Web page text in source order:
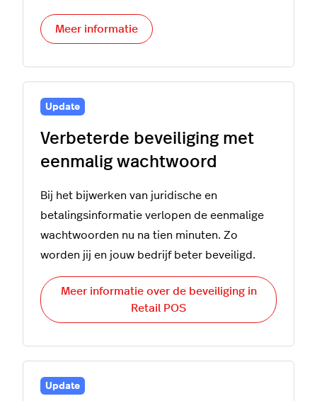
Meer informatie
Update
Verbeterde beveiliging met
eenmalig wachtwoord
Bij het bijwerken van juridische en
betalingsinformatie verlopen de eenmalige
wachtwoorden nu na tien minuten. Zo
worden jij en jouw bedrijf beter beveiligd.
Meer informatie over de beveiliging in
Retail POS
Update